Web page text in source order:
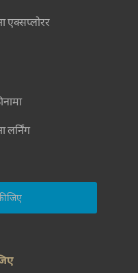
एक्सप्लोरर
लर्निंग